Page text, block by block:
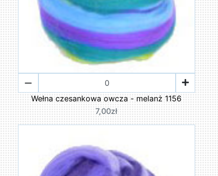
Wełna czesankowa owcza - melanż 1156
7,00zł